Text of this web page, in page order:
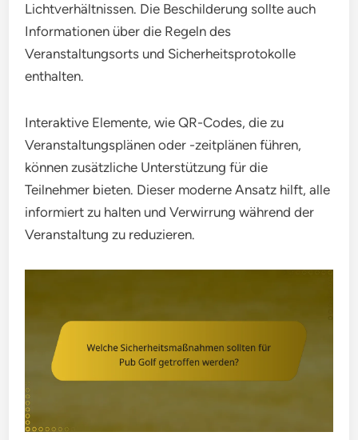
Lichtverhältnissen. Die Beschilderung sollte auch
Informationen über die Regeln des
Veranstaltungsorts und Sicherheitsprotokolle
enthalten.
Interaktive Elemente, wie QR-Codes, die zu
Veranstaltungsplänen oder -zeitplänen führen,
können zusätzliche Unterstützung für die
Teilnehmer bieten. Dieser moderne Ansatz hilft, alle
informiert zu halten und Verwirrung während der
Veranstaltung zu reduzieren.